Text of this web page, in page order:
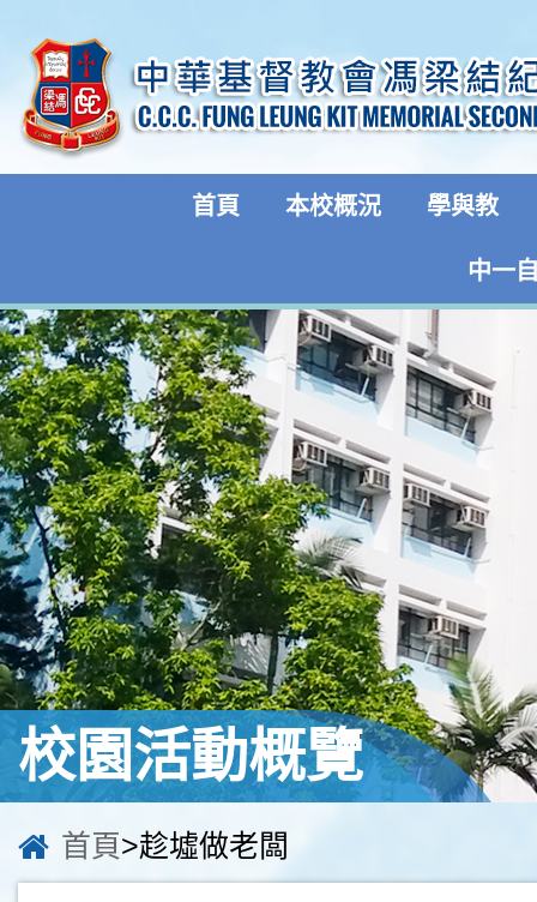
首頁 本校概況 學與教
中一
校園活動概覽
首頁>趁墟做老闆